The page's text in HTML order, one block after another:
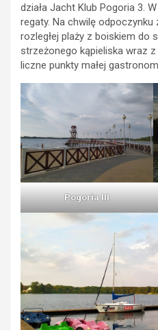
działa Jacht Klub Pogoria 3.
regaty. Na chwilę
rozległej plaży z boiskiem do
strzeżonego kąpieliska wraz
liczne punkty małej
Pogoria III